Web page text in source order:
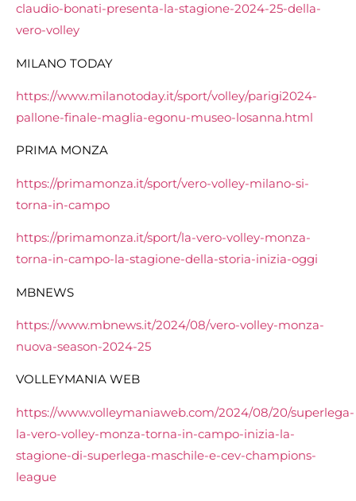
claudio-bonati-presenta-la-stagione-2024-25-della-
vero-volley
MILANO TODAY
https://www.milanotoday.it/sport/volley/parigi2024-
pallone-finale-maglia-egonu-museo-losanna.html
PRIMA MONZA
https://primamonza.it/sport/vero-volley-milano-si-
torna-in-campo
https://primamonza.it/sport/la-vero-volley-monza-
torna-in-campo-la-stagione-della-storia-inizia-oggi
MBNEWS
https://www.mbnews.it/2024/08/vero-volley-monza-
nuova-season-2024-25
VOLLEYMANIA WEB
https://www.volleymaniaweb.com/2024/08/20/superlega-
la-vero-volley-monza-torna-in-campo-inizia-la-
stagione-di-superlega-maschile-e-cev-champions-
league